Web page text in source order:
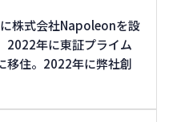
株式会社Napoleonを設
2022年に東証プライム
移住。2022年に弊社創